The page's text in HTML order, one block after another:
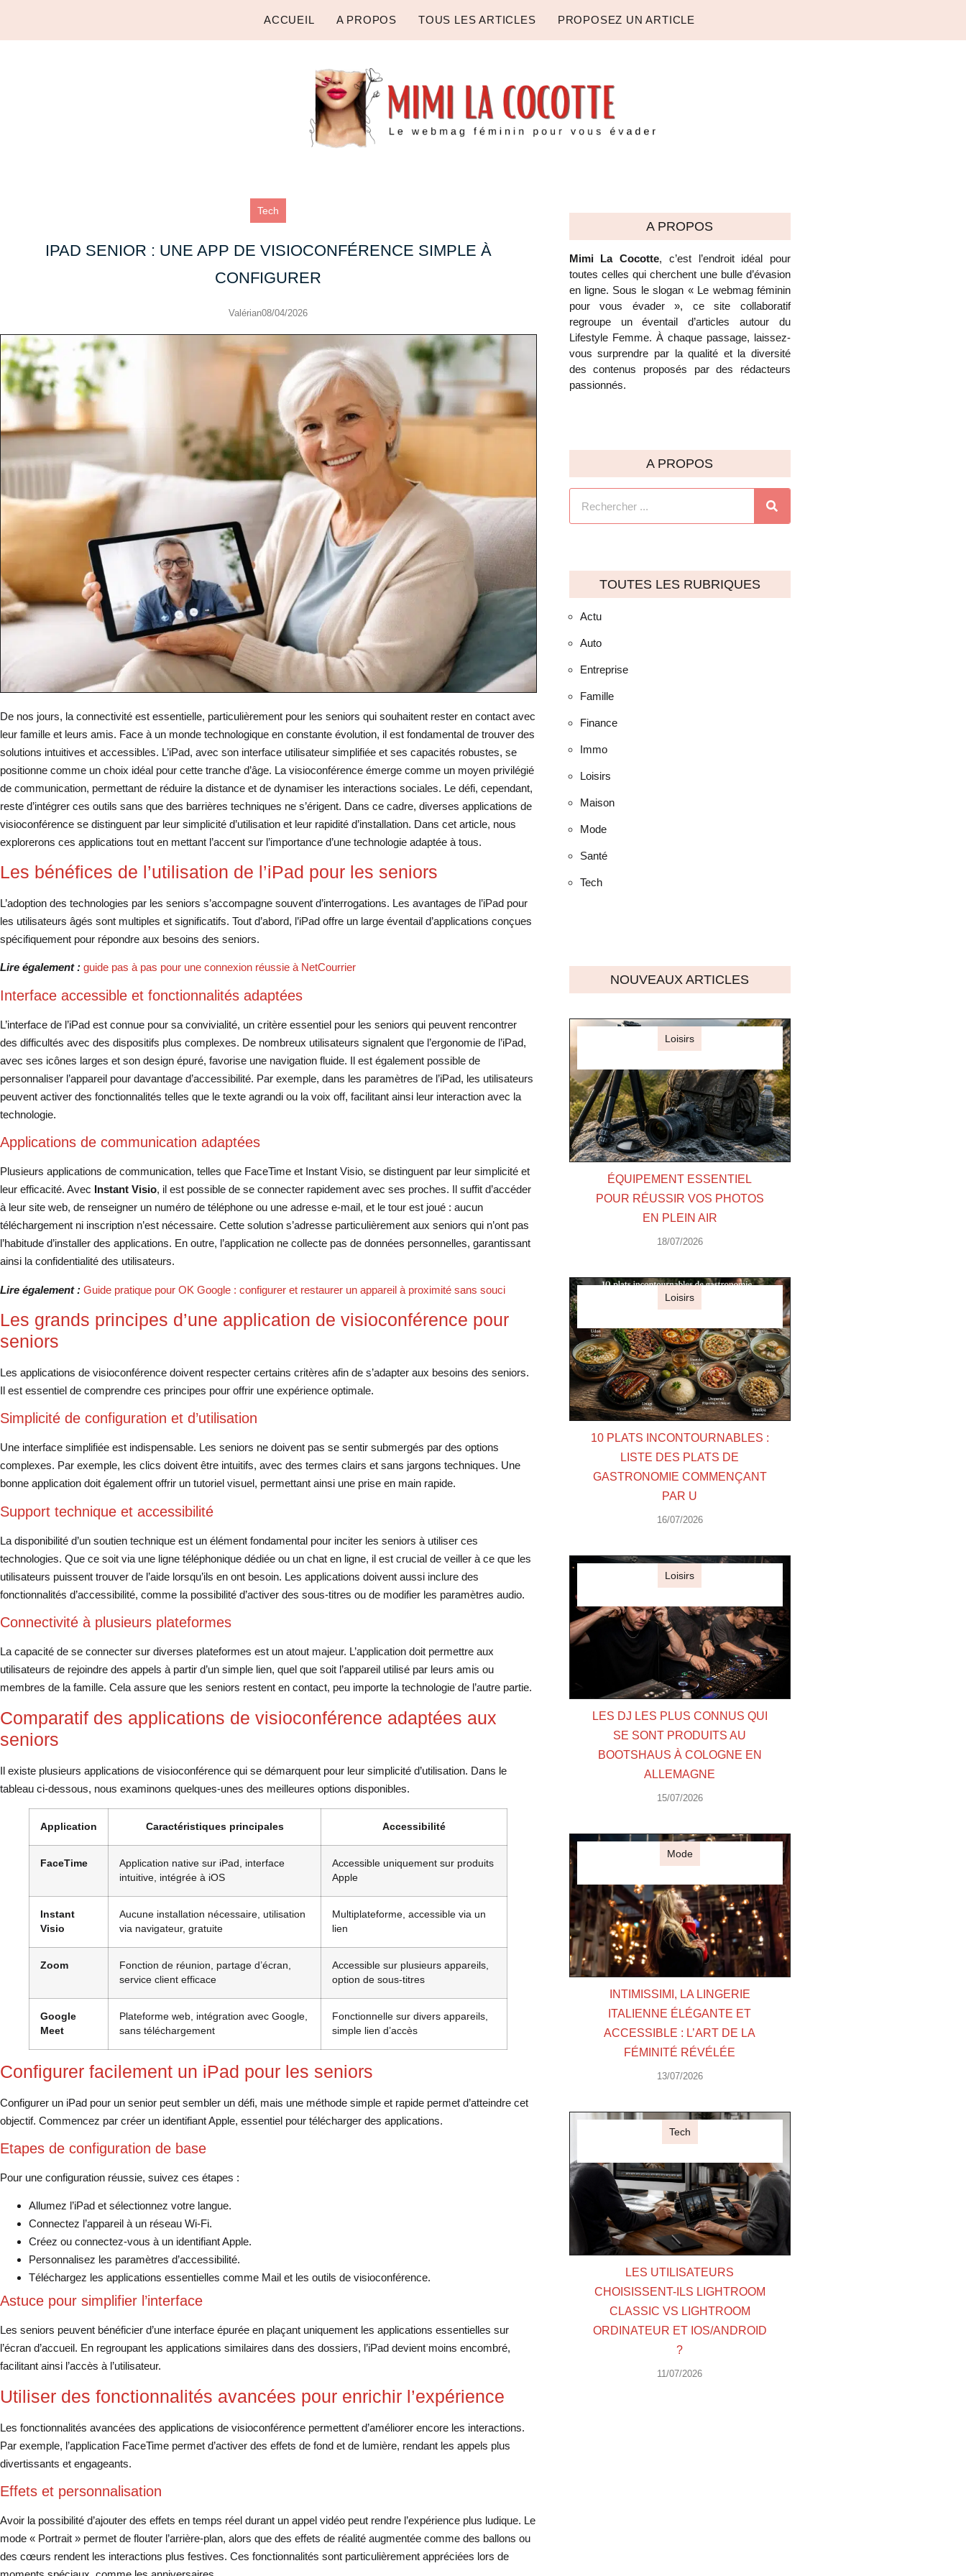
ACCUEIL A PROPOS TOUS LES ARTICLES PROPOSEZ UN ARTICLE
Tech
IPAD SENIOR : UNE APP DE VISIOCONFÉRENCE SIMPLE À
CONFIGURER
Valérian08/04/2026
De nos jours, la connectivité est essentielle, particulièrement pour les seniors qui souhaitent rester en contact avec
leur famille et leurs amis. Face à un monde technologique en constante évolution, il est fondamental de trouver des
solutions intuitives et accessibles. L’iPad, avec son interface utilisateur simplifiée et ses capacités robustes, se
positionne comme un choix idéal pour cette tranche d’âge. La visioconférence émerge comme un moyen privilégié
de communication, permettant de réduire la distance et de dynamiser les interactions sociales. Le défi, cependant,
reste d’intégrer ces outils sans que des barrières techniques ne s’érigent. Dans ce cadre, diverses applications de
visioconférence se distinguent par leur simplicité d’utilisation et leur rapidité d’installation. Dans cet article, nous
explorerons ces applications tout en mettant l’accent sur l’importance d’une technologie adaptée à tous.
Les bénéfices de l’utilisation de l’iPad pour les seniors
L’adoption des technologies par les seniors s’accompagne souvent d’interrogations. Les avantages de l’iPad pour
les utilisateurs âgés sont multiples et significatifs. Tout d’abord, l’iPad offre un large éventail d’applications conçues
spécifiquement pour répondre aux besoins des seniors.
Lire également : guide pas à pas pour une connexion réussie à NetCourrier
Interface accessible et fonctionnalités adaptées
L’interface de l’iPad est connue pour sa convivialité, un critère essentiel pour les seniors qui peuvent rencontrer
des difficultés avec des dispositifs plus complexes. De nombreux utilisateurs signalent que l’ergonomie de l’iPad,
avec ses icônes larges et son design épuré, favorise une navigation fluide. Il est également possible de
personnaliser l’appareil pour davantage d’accessibilité. Par exemple, dans les paramètres de l’iPad, les utilisateurs
peuvent activer des fonctionnalités telles que le texte agrandi ou la voix off, facilitant ainsi leur interaction avec la
technologie.
Applications de communication adaptées
Plusieurs applications de communication, telles que FaceTime et Instant Visio, se distinguent par leur simplicité et
leur efficacité. Avec Instant Visio, il est possible de se connecter rapidement avec ses proches. Il suffit d’accéder
à leur site web, de renseigner un numéro de téléphone ou une adresse e-mail, et le tour est joué : aucun
téléchargement ni inscription n’est nécessaire. Cette solution s’adresse particulièrement aux seniors qui n’ont pas
l’habitude d’installer des applications. En outre, l’application ne collecte pas de données personnelles, garantissant
ainsi la confidentialité des utilisateurs.
Lire également : Guide pratique pour OK Google : configurer et restaurer un appareil à proximité sans souci
Les grands principes d’une application de visioconférence pour
seniors
Les applications de visioconférence doivent respecter certains critères afin de s’adapter aux besoins des seniors.
Il est essentiel de comprendre ces principes pour offrir une expérience optimale.
Simplicité de configuration et d’utilisation
Une interface simplifiée est indispensable. Les seniors ne doivent pas se sentir submergés par des options
complexes. Par exemple, les clics doivent être intuitifs, avec des termes clairs et sans jargons techniques. Une
bonne application doit également offrir un tutoriel visuel, permettant ainsi une prise en main rapide.
Support technique et accessibilité
La disponibilité d’un soutien technique est un élément fondamental pour inciter les seniors à utiliser ces
technologies. Que ce soit via une ligne téléphonique dédiée ou un chat en ligne, il est crucial de veiller à ce que les
utilisateurs puissent trouver de l’aide lorsqu’ils en ont besoin. Les applications doivent aussi inclure des
fonctionnalités d’accessibilité, comme la possibilité d’activer des sous-titres ou de modifier les paramètres audio.
Connectivité à plusieurs plateformes
La capacité de se connecter sur diverses plateformes est un atout majeur. L’application doit permettre aux
utilisateurs de rejoindre des appels à partir d’un simple lien, quel que soit l’appareil utilisé par leurs amis ou
membres de la famille. Cela assure que les seniors restent en contact, peu importe la technologie de l’autre partie.
Comparatif des applications de visioconférence adaptées aux
seniors
Il existe plusieurs applications de visioconférence qui se démarquent pour leur simplicité d’utilisation. Dans le
tableau ci-dessous, nous examinons quelques-unes des meilleures options disponibles.
Application Caractéristiques principales Accessibilité
FaceTime
Application native sur iPad, interface
intuitive, intégrée à iOS
Accessible uniquement sur produits
Apple
Instant
Visio
Aucune installation nécessaire, utilisation
via navigateur, gratuite
Multiplateforme, accessible via un
lien
Zoom
Fonction de réunion, partage d’écran,
service client efficace
Accessible sur plusieurs appareils,
option de sous-titres
Google
Meet
Plateforme web, intégration avec Google,
sans téléchargement
Fonctionnelle sur divers appareils,
simple lien d’accès
Configurer facilement un iPad pour les seniors
Configurer un iPad pour un senior peut sembler un défi, mais une méthode simple et rapide permet d’atteindre cet
objectif. Commencez par créer un identifiant Apple, essentiel pour télécharger des applications.
Etapes de configuration de base
Pour une configuration réussie, suivez ces étapes :
Allumez l’iPad et sélectionnez votre langue.
Connectez l’appareil à un réseau Wi-Fi.
Créez ou connectez-vous à un identifiant Apple.
Personnalisez les paramètres d’accessibilité.
Téléchargez les applications essentielles comme Mail et les outils de visioconférence.
Astuce pour simplifier l’interface
Les seniors peuvent bénéficier d’une interface épurée en plaçant uniquement les applications essentielles sur
l’écran d’accueil. En regroupant les applications similaires dans des dossiers, l’iPad devient moins encombré,
facilitant ainsi l’accès à l’utilisateur.
Utiliser des fonctionnalités avancées pour enrichir l’expérience
Les fonctionnalités avancées des applications de visioconférence permettent d’améliorer encore les interactions.
Par exemple, l’application FaceTime permet d’activer des effets de fond et de lumière, rendant les appels plus
divertissants et engageants.
Effets et personnalisation
Avoir la possibilité d’ajouter des effets en temps réel durant un appel vidéo peut rendre l’expérience plus ludique. Le
mode « Portrait » permet de flouter l’arrière-plan, alors que des effets de réalité augmentée comme des ballons ou
des cœurs rendent les interactions plus festives. Ces fonctionnalités sont particulièrement appréciées lors de
A PROPOS
Mimi La Cocotte, c’est l’endroit idéal pour
toutes celles qui cherchent une bulle d’évasion
en ligne. Sous le slogan « Le webmag féminin
pour vous évader », ce site collaboratif
regroupe un éventail d’articles autour du
Lifestyle Femme. À chaque passage, laissez-
vous surprendre par la qualité et la diversité
des contenus proposés par des rédacteurs
passionnés.
A PROPOS
TOUTES LES RUBRIQUES
Actu
Auto
Entreprise
Famille
Finance
Immo
Loisirs
Maison
Mode
Santé
Tech
NOUVEAUX ARTICLES
Loisirs
ÉQUIPEMENT ESSENTIEL
POUR RÉUSSIR VOS PHOTOS
EN PLEIN AIR
18/07/2026
Loisirs
10 PLATS INCONTOURNABLES :
LISTE DES PLATS DE
GASTRONOMIE COMMENÇANT
PAR U
16/07/2026
Loisirs
LES DJ LES PLUS CONNUS QUI
SE SONT PRODUITS AU
BOOTSHAUS À COLOGNE EN
ALLEMAGNE
15/07/2026
Mode
INTIMISSIMI, LA LINGERIE
ITALIENNE ÉLÉGANTE ET
ACCESSIBLE : L’ART DE LA
FÉMINITÉ RÉVÉLÉE
13/07/2026
Tech
LES UTILISATEURS
CHOISISSENT-ILS LIGHTROOM
CLASSIC VS LIGHTROOM
ORDINATEUR ET IOS/ANDROID
?
11/07/2026